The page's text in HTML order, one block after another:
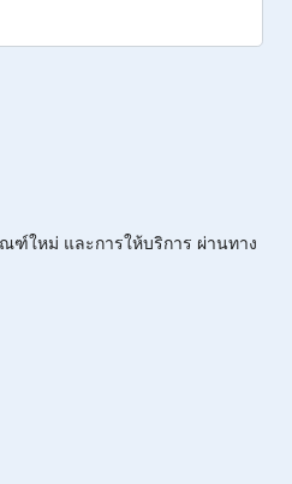
ฑ์ใหม่ และการให้บริการ ผ่านทาง